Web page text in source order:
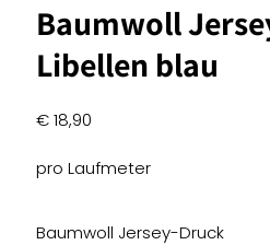
Baumwoll
Libellen blau
€18,90
pro Laufmeter
Baumwoll Jersey-Druck